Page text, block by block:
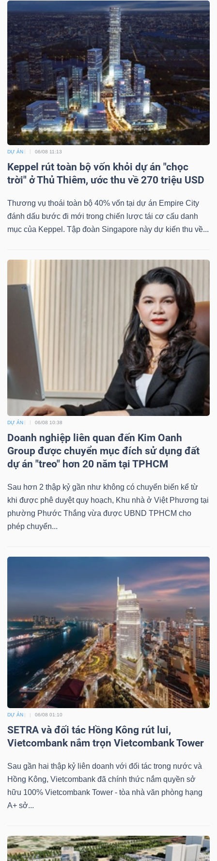
DỰ ÁN 06/08 11:13
Keppel rút toàn bộ vốn khỏi dự án "chọc
trời" ở Thủ Thiêm, ước thu về 270 triệu USD
Thương vụ thoái toàn bộ 40% vốn tại dự án Empire City
đánh dấu bước đi mới trong chiến lược tái cơ cấu danh
mục của Keppel. Tập đoàn Singapore này dự kiến thu về...
DỰ ÁN 06/08 10:38
Doanh nghiệp liên quan đến Kim Oanh
Group được chuyển mục đích sử dụng đất
dự án "treo" hơn 20 năm tại TPHCM
Sau hơn 2 thập kỷ gần như không có chuyển biến kể từ
khi được phê duyệt quy hoạch, Khu nhà ở Việt Phương tại
phường Phước Thắng vừa được UBND TPHCM cho
phép chuyển...
DỰ ÁN 06/08 01:10
SETRA và đối tác Hồng Kông rút lui,
Vietcombank nắm trọn Vietcombank Tower
Sau gần hai thập kỷ liên doanh với đối tác trong nước và
Hồng Kông, Vietcombank đã chính thức nắm quyền sở
hữu 100% Vietcombank Tower - tòa nhà văn phòng hạng
A+ sở...
Bài
viết
của
tác
giả
(-)
Báo
cáo
phân
tích
(-)
ngữ
(-)
(-)
chính
Công
cụ
đầu
tư
chính
liệu
tài
chính